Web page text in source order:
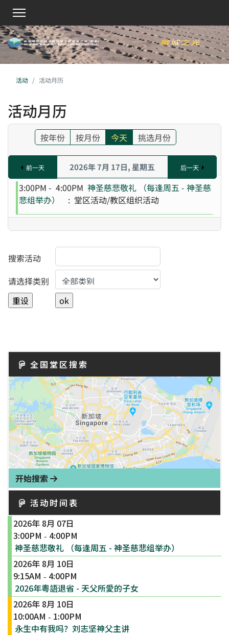
活动 活动月历
活动月历
按年份 按月份 今天 挑选月份
前一天 2026年 7月 17日, 星期五 后一天
3:00PM - 4:00PM 神圣慈悲敬礼 （每逢周五 - 神圣慈
悲组举办）
: 堂区活动/教区组织活动
搜索活动
请选择类别
Select a Category to filter list
全国堂区搜索
开始搜索
活动时间表
2026年 8月 07日
3:00PM - 4:00PM
神圣慈悲敬礼 （每逢周五 - 神圣慈悲组举办）
2026年 8月 10日
9:15AM - 4:00PM
2026年粵語退省 - 天父所愛的子女
2026年 8月 10日
10:00AM - 1:00PM
永生中有我吗？刘志坚神父主讲